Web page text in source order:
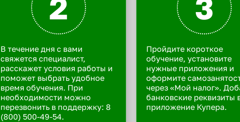
2
В течение дня с вами
свяжется специалист,
расскажет условия работы и
поможет выбрать удобное
время обучения. При
необходимости можно
перезвонить в поддержку: 8
(800) 500-49-54.
3
Пройдите короткое
обучение, установите
нужные приложения и
оформите
через «Мой налог».
банковские реквизиты
приложение Купера.